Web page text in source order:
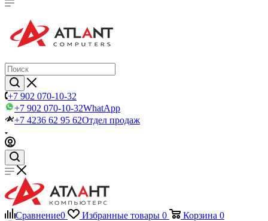
+7 902 070-10-32
+7 902 070-10-32WhatApp
+7 4236 62 95 62Отдел продаж
Сравнение0 Избранные товары 0 Корзина 0